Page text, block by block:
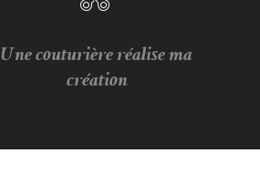
Une couturière réalise ma
création